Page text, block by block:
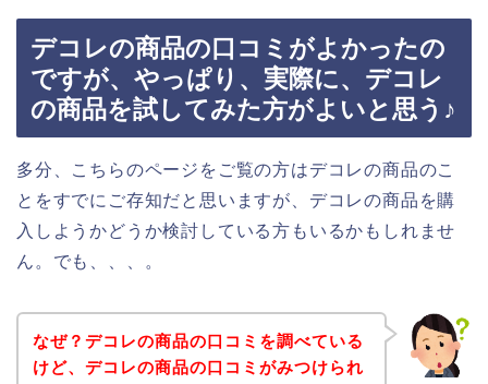
デコレの商品の口コミがよかったの
ですが、やっぱり、実際に、デコレ
の商品を試してみた方がよいと思う♪
多分、こちらのページをご覧の方はデコレの商品のこ
とをすでにご存知だと思いますが、デコレの商品を購
入しようかどうか検討している方もいるかもしれませ
ん。でも、、、。
なぜ？デコレの商品の口コミを調べている
けど、デコレの商品の口コミがみつけられ